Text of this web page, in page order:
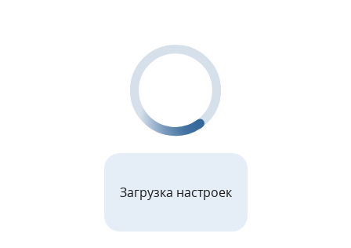
Загрузка настроек